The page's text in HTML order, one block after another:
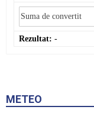
Rezultat: -
METEO